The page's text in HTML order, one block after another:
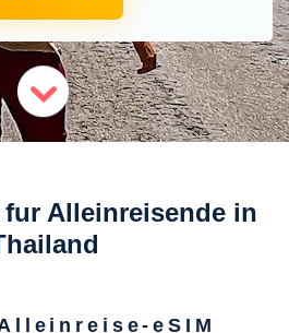
Alleinreisende in
eSIM